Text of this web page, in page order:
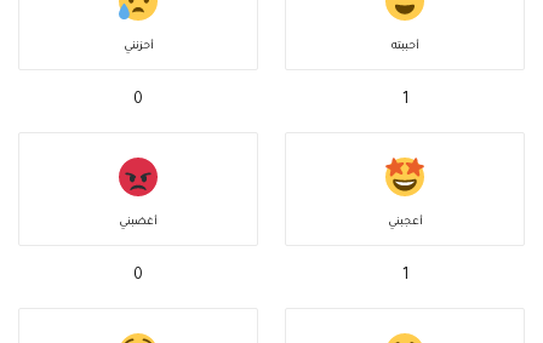
أحببته
1
أحزنني
0
أعجبني
1
أغضبني
0